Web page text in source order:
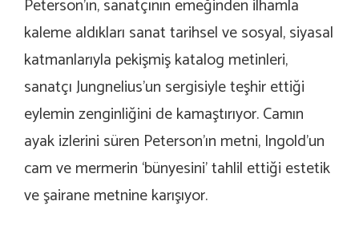
Peterson’ın, sanatçının emeğinden ilhamla
kaleme aldıkları sanat tarihsel ve sosyal, siyasal
katmanlarıyla pekişmiş katalog metinleri,
sanatçı Jungnelius’un sergisiyle teşhir ettiği
eylemin zenginliğini de kamaştırıyor. Camın
ayak izlerini süren Peterson’ın metni, Ingold’un
cam ve mermerin ‘bünyesini’ tahlil ettiği estetik
ve şairane metnine karışıyor.